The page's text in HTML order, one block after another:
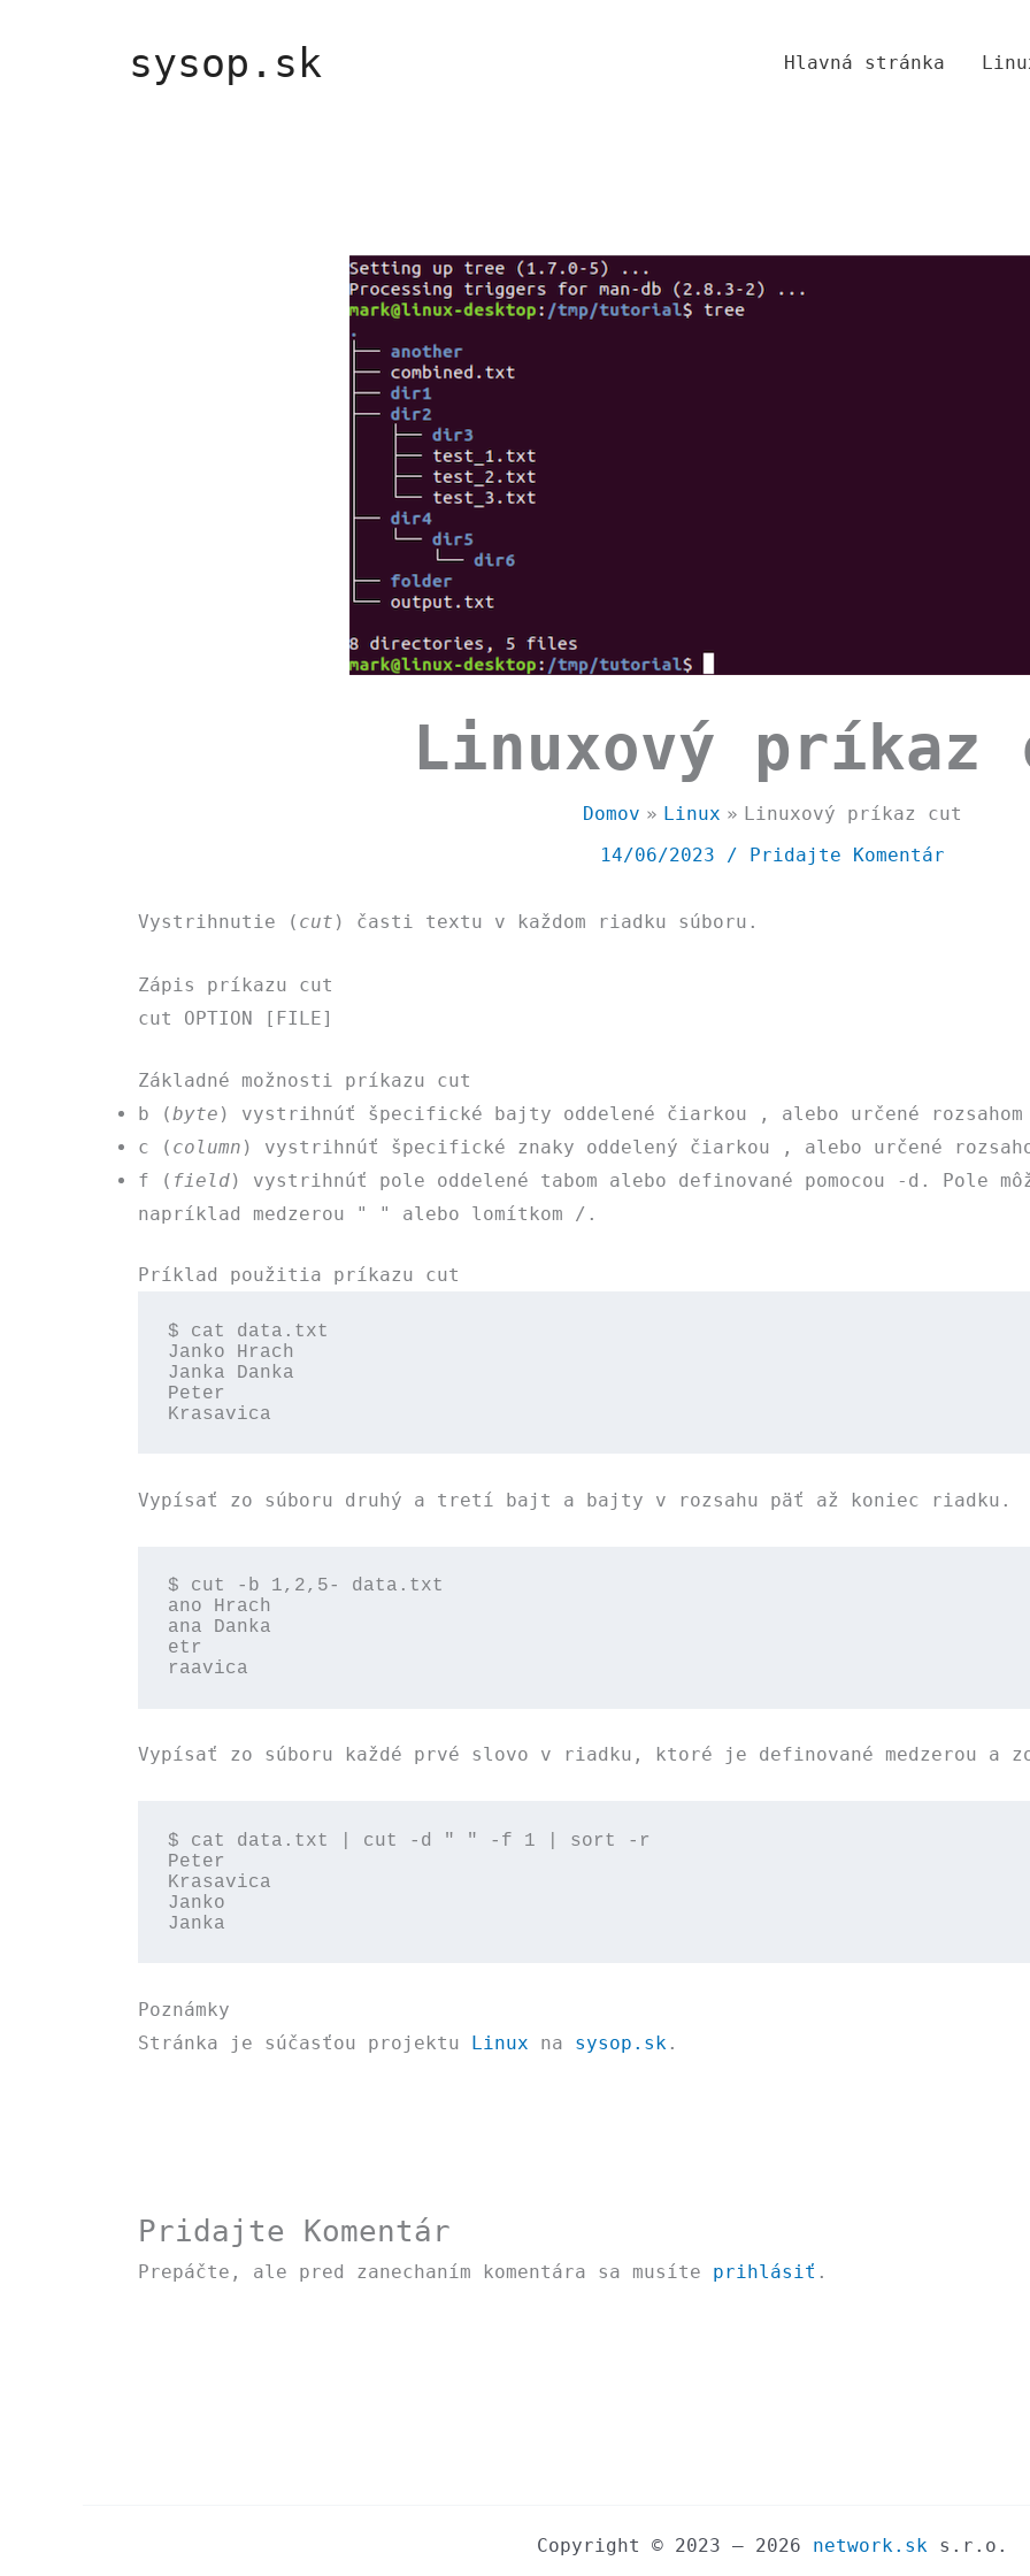
sysop.sk Hlavná stránka
Linuxový príkaz
Domov Linux
Linuxový príkaz cut
14/06/2023 / Pridajte Komentár
Vystrihnutie ( cut ) časti textu v každom riadku súboru.
Zápis príkazu cut
cut OPTION [FILE]
Základné možnosti príkazu cut
b (byte ) vystrihnúť špecifické bajty oddelené čiarkou ,
alebo určené
c ( column ) vystrihnúť špecifické znaky oddelený čiarkou ,
alebo určené
f ( field) vystrihnúť pole oddelené tabom alebo definované pomocou -d . Pole
napríklad medzerou
" " alebo lomítkom / .
Príklad použitia príkazu cut
$ cat data.txt
Janko Hrach
Janka Danka
Peter
Krasavica
Vypísať zo súboru druhý a tretí bajt a bajty v rozsahu päť až koniec riadku.
$ cut -b 1,2,5- data.txt
ano Hrach
ana Danka
etr
raavica
Vypísať zo súboru každé prvé slovo v riadku, ktoré je definované medzerou a
$ cat data.txt | cut -d " " -f 1 | sort -r
Peter
Krasavica
Janko
Janka
Poznámky
Stránka je súčasťou projektu Linux na sysop.sk .
Pridajte Komentár
Prepáčte, ale pred zanechaním komentára sa musíte prihlásiť .
Copyright © 2023 – 2026 network.sk s.r.o.